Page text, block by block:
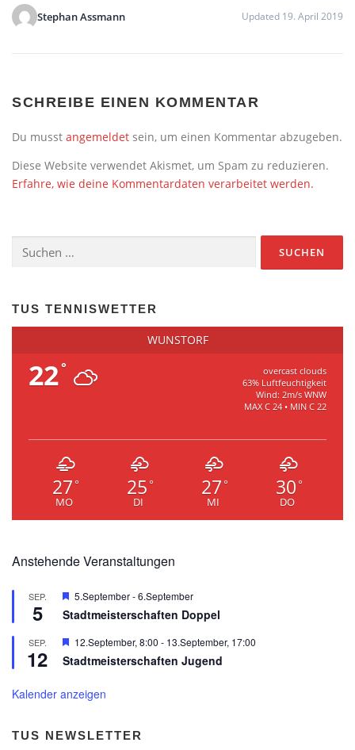
Stephan Assmann Updated 19. April 2019
SCHREIBE EINEN KOMMENTAR
Du musst angemeldet sein, um einen Kommentar abzugeben.
Diese Website verwendet Akismet, um Spam zu reduzieren.
Erfahre, wie deine Kommentardaten verarbeitet werden.
TUS TENNISWETTER
WUNSTORF
22°
overcast clouds
63% Luftfeuchtigkeit
Wind: 2m/s WNW
MAX C 24 • MIN C 22
27 °
MO
25 °
DI
27 °
MI
30 °
DO
Anstehende Veranstaltungen
SEP.
5
Hervorgehoben
5.September-6.September
Stadtmeisterschaften Doppel
SEP.
12
Hervorgehoben
12.September, 8:00 - 13.September, 17:00
Stadtmeisterschaften Jugend
Kalender anzeigen
TUS NEWSLETTER